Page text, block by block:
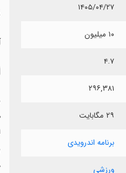
۱۴۰۵/۰۴/۲۷
۱۰ میلیون
۴.۷
۲۹۶,۳۸۱
۲۹ مگابایت
برنامه اندرویدی
ورزشی